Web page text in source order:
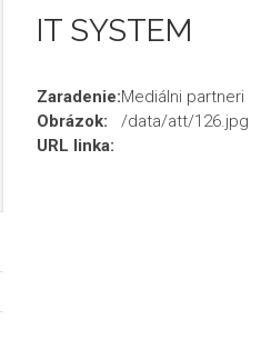
IT SYSTEM
Zaradenie:Mediálni partneri
Obrázok:
/data/att/126.jpg
URL linka: